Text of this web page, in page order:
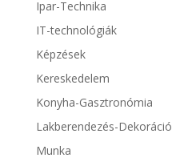
Ipar-Technika
IT-technológiák
Képzések
Kereskedelem
Konyha-Gasztronómia
Lakberendezés-Dekoráció
Munka